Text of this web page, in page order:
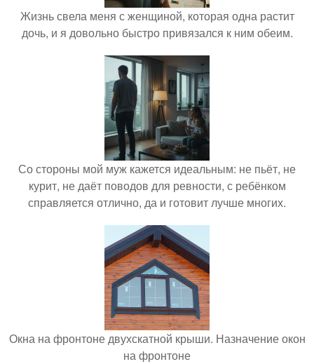
Жизнь свела меня с женщиной, которая одна растит
дочь, и я довольно быстро привязался к ним обеим.
Со стороны мой муж кажется идеальным: не пьёт, не
курит, не даёт поводов для ревности, с ребёнком
справляется отлично, да и готовит лучше многих.
Окна на фронтоне двухскатной крыши. Назначение окон
на фронтоне